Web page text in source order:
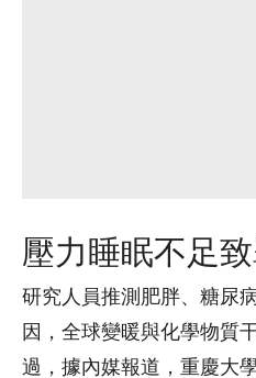
壓力睡眠不足
研究人員推測肥胖、糖尿
因，全球變暖與化學物質
過，據內媒報道，重慶大